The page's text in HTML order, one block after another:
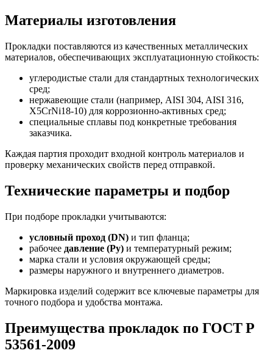
Материалы изготовления
Прокладки поставляются из качественных металлических
материалов, обеспечивающих эксплуатационную стойкость:
углеродистые стали для стандартных технологических
сред;
нержавеющие стали (например, AISI 304, AISI 316,
X5CrNi18‑10) для коррозионно‑активных сред;
специальные сплавы под конкретные требования
заказчика.
Каждая партия проходит входной контроль материалов и
проверку механических свойств перед отправкой.
Технические параметры и подбор
При подборе прокладки учитываются:
условный проход (DN) и тип фланца;
рабочее давление (Ру) и температурный режим;
марка стали и условия окружающей среды;
размеры наружного и внутреннего диаметров.
Маркировка изделий содержит все ключевые параметры для
точного подбора и удобства монтажа.
Преимущества прокладок по ГОСТ Р
53561‑2009